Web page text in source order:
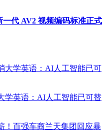
代 AV2 视频编码标准正式
学英语：AI人工智能已可替